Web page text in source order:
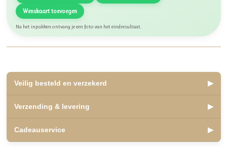
Wenskaart toevoegen
Na het inpakken ontvang je een foto van het eindresultaat.
Veilig besteld en verzekerd ▶
✅ Veilig betalen met iDEAL, Bancontact en Klarna
Veilige, betrouwbare winkelervaring.
Verzending & levering ▶
✅ Kosteloos afhalen mogelijk in Olst
✅ Verzending Nederland en België
Cadeauservice ▶